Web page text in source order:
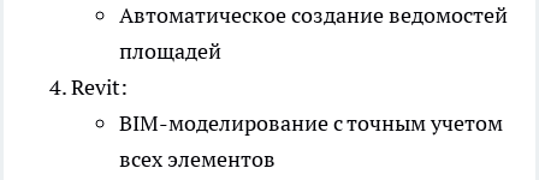
Автоматическое создание ведомостей
площадей
Revit:
BIM-моделирование с точным учетом
всех элементов